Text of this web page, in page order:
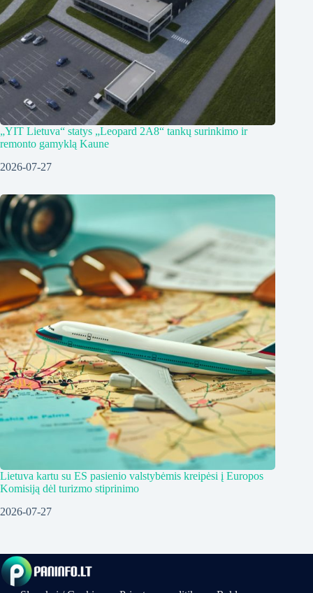
„YIT Lietuva“ statys „Leopard 2A8“ tankų surinkimo ir
remonto gamyklą Kaune
2026-07-27
Lietuva kartu su ES pasienio valstybėmis kreipėsi į Europos
Komisiją dėl turizmo stiprinimo
2026-07-27